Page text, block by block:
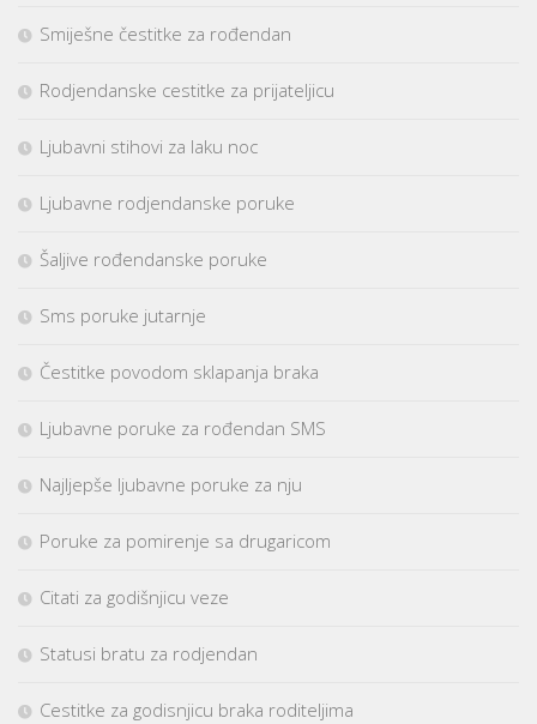
Smiješne čestitke za rođendan
Rodjendanske cestitke za prijateljicu
Ljubavni stihovi za laku noc
Ljubavne rodjendanske poruke
Šaljive rođendanske poruke
Sms poruke jutarnje
Čestitke povodom sklapanja braka
Ljubavne poruke za rođendan SMS
Najljepše ljubavne poruke za nju
Poruke za pomirenje sa drugaricom
Citati za godišnjicu veze
Statusi bratu za rodjendan
Cestitke za godisnjicu braka roditeljima